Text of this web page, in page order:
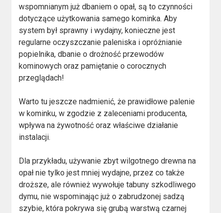
wspomnianym już dbaniem o opał, są to czynności
dotyczące użytkowania samego kominka. Aby
system był sprawny i wydajny, konieczne jest
regularne oczyszczanie paleniska i opróżnianie
popielnika, dbanie o drożność przewodów
kominowych oraz pamiętanie o corocznych
przeglądach!
Warto tu jeszcze nadmienić, że prawidłowe palenie
w kominku, w zgodzie z zaleceniami producenta,
wpływa na żywotność oraz właściwe działanie
instalacji.
Dla przykładu, używanie zbyt wilgotnego drewna na
opał nie tylko jest mniej wydajne, przez co także
droższe, ale również wywołuje tabuny szkodliwego
dymu, nie wspominając już o zabrudzonej sadzą
szybie, która pokrywa się grubą warstwą czarnej